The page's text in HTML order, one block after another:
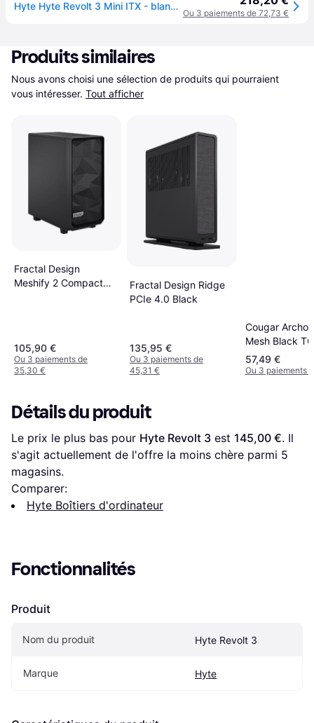
Hyte Hyte Revolt 3 Mini ITX - blanc - Neuf - Blanc
Ou 3 paiements de 72,73 €
Produits similaires
Nous avons choisi une sélection de produits qui pourraient
vous intéresser. Tout afficher
Fractal Design
Meshify 2 Compact
105,90 €
Ou 3 paiements de
35,30 €
Fractal Design Ridge
PCIe 4.0 Black
135,95 €
Ou 3 paiements de
45,31 €
Cougar
Mesh Black
57,49 €
Ou 3 paiements
Détails du produit
Le prix le plus bas pour Hyte Revolt 3 est 145,00 €. Il
s'agit actuellement de l'offre la moins chère parmi 5
magasins.
Comparer:
Hyte Boîtiers d'ordinateur
Fonctionnalités
Produit
Nom du produit Hyte Revolt 3
Marque Hyte